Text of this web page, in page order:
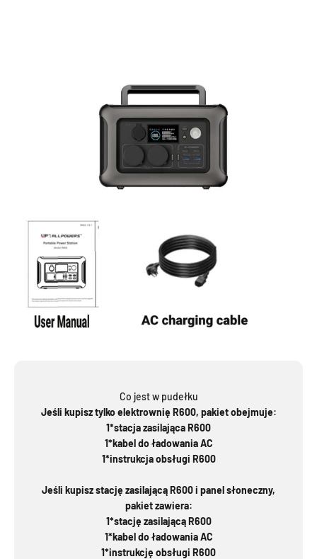
Co jest w pudełku
Jeśli kupisz tylko elektrownię R600, pakiet obejmuje:
1*stacja zasilająca R600
1*kabel do ładowania AC
1*instrukcja obsługi R600
Jeśli kupisz stację zasilającą R600 i panel słoneczny,
pakiet zawiera:
1*stację zasilającą R600
1*kabel do ładowania AC
1*instrukcję obsługi R600